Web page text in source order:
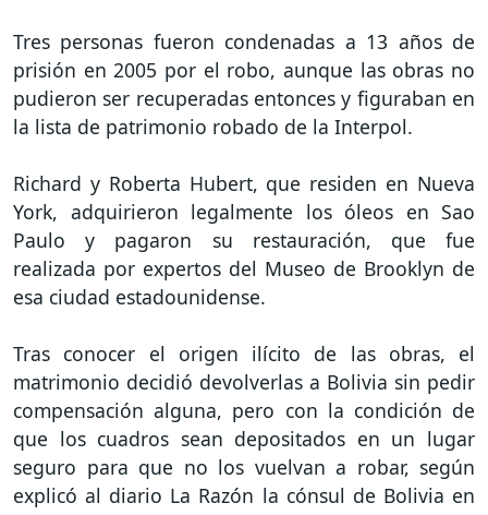
Tres personas fueron condenadas a 13 años de
prisión en 2005 por el robo, aunque las obras no
pudieron ser recuperadas entonces y figuraban en
la lista de patrimonio robado de la Interpol.
Richard y Roberta Hubert, que residen en Nueva
York, adquirieron legalmente los óleos en Sao
Paulo y pagaron su restauración, que fue
realizada por expertos del Museo de Brooklyn de
esa ciudad estadounidense.
Tras conocer el origen ilícito de las obras, el
matrimonio decidió devolverlas a Bolivia sin pedir
compensación alguna, pero con la condición de
que los cuadros sean depositados en un lugar
seguro para que no los vuelvan a robar, según
explicó al diario La Razón la cónsul de Bolivia en